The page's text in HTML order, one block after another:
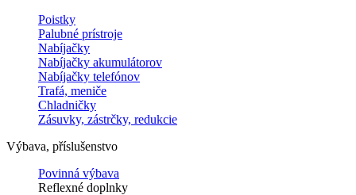
Poistky
Palubné prístroje
Nabíjačky
Nabíjačky akumulátorov
Nabíjačky telefónov
Trafá, meniče
Chladničky
Zásuvky, zástrčky, redukcie
Výbava, příslušenstvo
Povinná výbava
Reflexné doplnky